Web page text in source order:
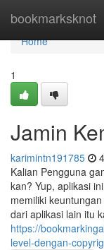
bookmarksknot
Home
Home
1
Jamin
karimintn191785
Kalian Pengguna
kan? Yup, aplikasi
memiliki
dari aplikasi lain itu
https://
level-dengan-